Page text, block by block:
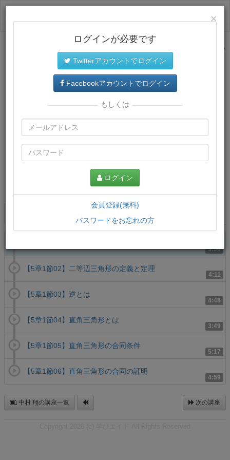
サイトトップに戻る
3:50
4:11
【5章1節02】二等辺三角形の定義と定理
4:48
【5章1節03】逆とは
3:49
【5章1節04】直角三角形とは
5:17
【5章1節05】直角三角形の合同条件
4:59
【5章1節06】直角三角形の合同の証明
中村 翔の講座一覧 次の講座
×
ログインが必要です
Twitterアカウントでログイン
Facebookアカウントでログイン
もしくは
ログイン
会員登録(無料)
パスワードをお忘れの方